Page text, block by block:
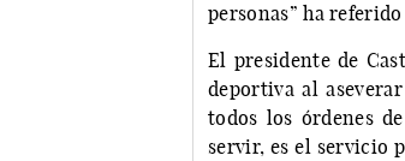
personas” ha
El presidente de
deportiva al
todos los órdenes
servir, es el servicio